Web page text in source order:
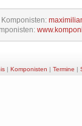
| Komponisten | Termine |